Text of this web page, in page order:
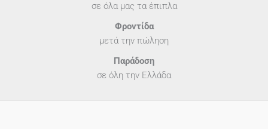
σε όλα μας τα έπιπλα
Φροντίδα
μετά την πώληση
Παράδοση
σε όλη την Ελλάδα